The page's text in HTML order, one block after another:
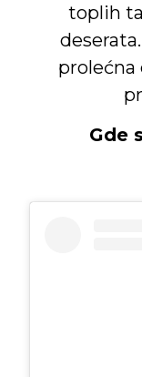
toplih
prolećna
Gde